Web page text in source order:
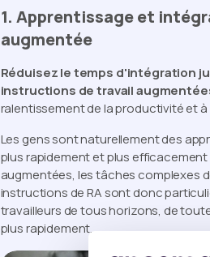
1. Apprentissage et
augmentée
Réduisez le temps d'intégration
instructions de travail
ralentissement de la productivité et
Les gens sont naturellement des
plus rapidement et plus
augmentées, les tâches complexes
instructions de RA sont donc
travailleurs de tous horizons, de
plus rapidement.